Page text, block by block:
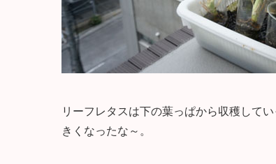
リーフレタスは下の葉っぱから収穫して
きくなったな～。